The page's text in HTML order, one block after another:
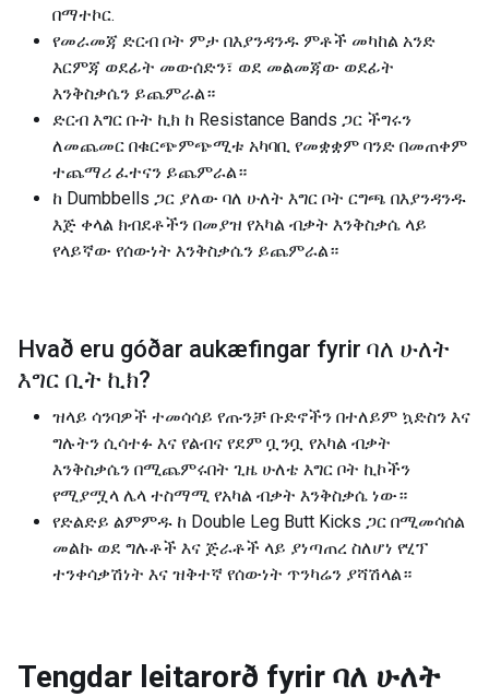
በማተኮር.
የመራመጃ ድርብ ቦት ምታ በእያንዳንዱ ምቶች መካከል አንድ
እርምጃ ወደፊት መውሰድን፣ ወደ መልመጃው ወደፊት
እንቅስቃሴን ይጨምራል።
ድርብ እግር ቡት ኪክ ከ Resistance Bands ጋር ችግሩን
ለመጨመር በቁርጭምጭሚቱ አካባቢ የመቋቋም ባንድ በመጠቀም
ተጨማሪ ፈተናን ይጨምራል።
ከ Dumbbells ጋር ያለው ባለ ሁለት እግር ቦት ርግጫ በእያንዳንዱ
እጅ ቀላል ክብደቶችን በመያዝ የአካል ብቃት እንቅስቃሴ ላይ
የላይኛው የሰውነት እንቅስቃሴን ይጨምራል።
Hvað eru góðar aukæfingar fyrir ባለ ሁለት
እግር ቢት ኪክ?
ዝላይ ሳንባዎች ተመሳሳይ የጡንቻ ቡድኖችን በተለይም ኳድስን እና
ግሉትን ሲሳተፉ እና የልብና የደም ቧንቧ የአካል ብቃት
እንቅስቃሴን በሚጨምሩበት ጊዜ ሁለቴ እግር ቦት ኪኮችን
የሚያሟላ ሌላ ተስማሚ የአካል ብቃት እንቅስቃሴ ነው።
የድልድይ ልምምዱ ከ Double Leg Butt Kicks ጋር በሚመሳሰል
መልኩ ወደ ግሉቶች እና ጅራቶች ላይ ያነጣጠረ ስለሆነ የሂፕ
ተንቀሳቃሽነት እና ዝቅተኛ የሰውነት ጥንካሬን ያሻሽላል።
Tengdar leitarorð fyrir ባለ ሁለት